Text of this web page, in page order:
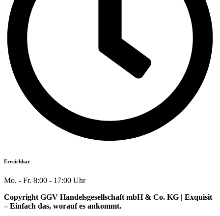
Erreichbar
Mo. - Fr. 8:00 - 17:00 Uhr
Copyright GGV Handelsgesellschaft mbH & Co. KG | Exquisit
– Einfach das, worauf es ankommt.